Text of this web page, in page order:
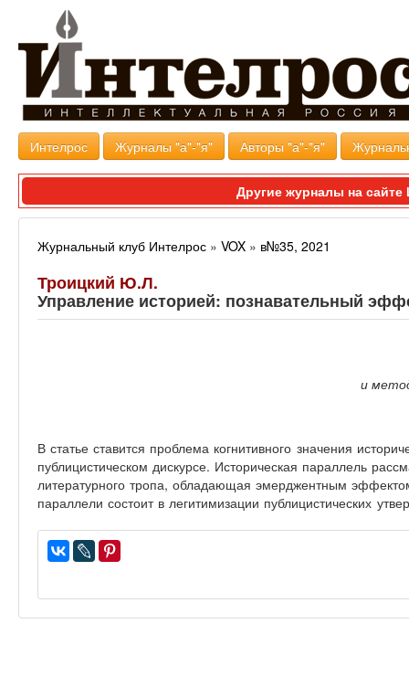
Интелрос Журналы "а"-"я" Авторы "а"-"я"
Другие журналы на
Журнальный клуб Интелрос » VOX » в№35, 2021
Троицкий Ю.Л.
Управление историей: познавательный
и
В статье ставится проблема когнитивного значения
публицистическом дискурсе. Историческая параллель
литературного тропа, обладающая эмерджентным
параллели состоит в легитимизации публицистических